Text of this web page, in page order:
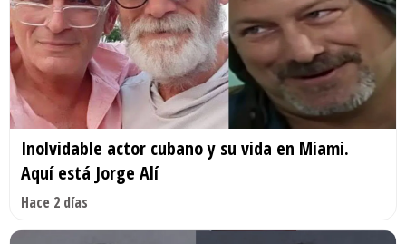
Inolvidable actor cubano y su vida en Miami.
Aquí está Jorge Alí
Hace 2 días